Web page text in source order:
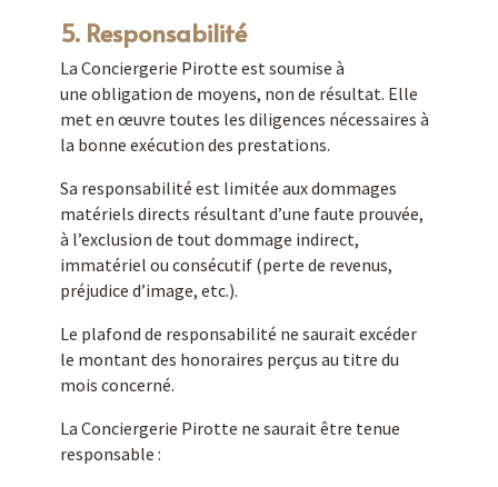
5. Responsabilité
La Conciergerie Pirotte est soumise à
une obligation de moyens, non de résultat. Elle
met en œuvre toutes les diligences nécessaires à
la bonne exécution des prestations.
Sa responsabilité est limitée aux dommages
matériels directs résultant d’une faute prouvée,
à l’exclusion de tout dommage indirect,
immatériel ou consécutif (perte de revenus,
préjudice d’image, etc.).
Le plafond de responsabilité ne saurait excéder
le montant des honoraires perçus au titre du
mois concerné.
La Conciergerie Pirotte ne saurait être tenue
responsable :